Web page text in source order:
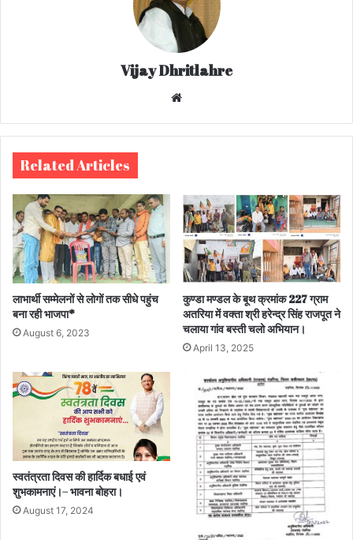
Vijay Dhritlahre
te
Related Articles
लाभार्थी सम्मेलनों से लोगों तक सीधे पहुंच
बना रही भाजपा*
August 6, 2023
कुण्डा मण्डल के बूथ क्रमांक 227 ग्राम
अतरिया में वक्ता श्री हरेन्द्र सिंह राजपूत ने
चलाया गांव बस्ती चलो अभियान।
April 13, 2025
स्वतंत्रता दिवस की हार्दिक बधाई एवं
शुभकामनाएं।– भावना बोहरा।
August 17, 2024